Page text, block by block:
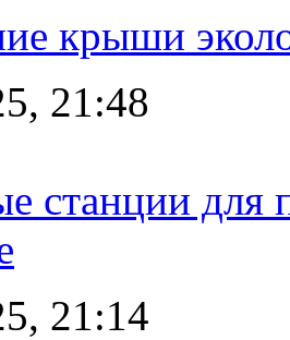
крыши
21:48
станции для
21:14